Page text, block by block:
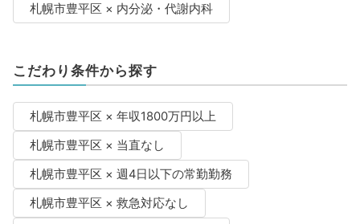
札幌市豊平区 × 内分泌・代謝内科
こだわり条件から探す
札幌市豊平区 × 年収1800万円以上
札幌市豊平区 × 当直なし
札幌市豊平区 × 週4日以下の常勤勤務
札幌市豊平区 × 救急対応なし